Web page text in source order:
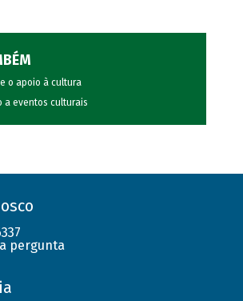
e o apoio à cultura
a eventos culturais
pergunta